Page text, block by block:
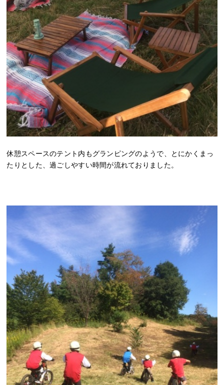
休憩スペースのテント内もグランピングのようで、とにかくまっ
たりとした、過ごしやすい時間が流れておりました。